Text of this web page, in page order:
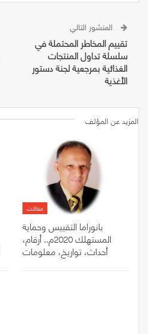
تقييم المخاطر المحتملة في
سلسلة تداول المنتجات
الغذائية بمرجعية لجنة دستور
الأغذية
المزيد عن المؤلف
مقالات
بانوراما التقييس وحماية
المستهلك 2020م.. أرقام،
أحداث، تواريخ، معلومات